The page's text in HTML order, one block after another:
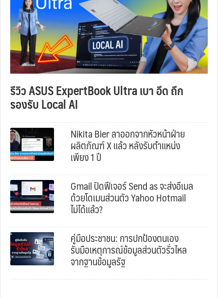
รีวิว ASUS ExpertBook Ultra เบา อึด ถึก
รองรับ Local AI
Nikita Bier ลาออกจากหัวหน้าฝ่าย
ผลิตภัณฑ์ X แล้ว หลังรับตำแหน่ง
เพียง 1 ปี
Gmail ปิดฟีเจอร์ Send as จะส่งอีเมล
ด้วยโดเมนส่วนตัว Yahoo Hotmail
ไม่ได้แล้ว?
คู่มือประชาชน: การปกป้องตนเอง
รับมือเหตุการณ์ข้อมูลส่วนตัวรั่วไหล
จากฐานข้อมูลรัฐ